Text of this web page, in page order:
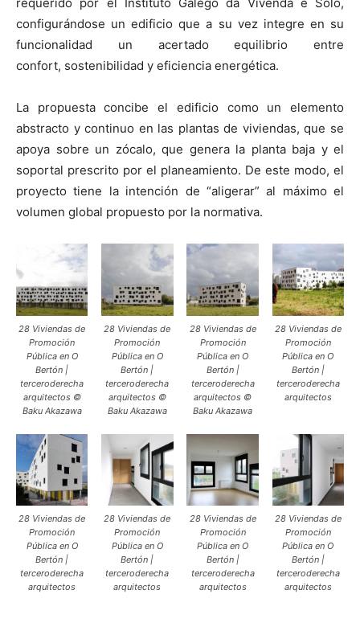
requerido por el Instituto Galego da Vivenda e Solo,
configurándose un edificio que a su vez integre en su
funcionalidad un acertado equilibrio entre
confort, sostenibilidad y eficiencia energética.
La propuesta concibe el edificio como un elemento
abstracto y continuo en las plantas de viviendas, que se
apoya sobre un zócalo, que genera la planta baja y el
soportal prescrito por el planeamiento. De este modo, el
proyecto tiene la intención de “aligerar” al máximo el
volumen global propuesto por la normativa.
28 Viviendas de
Promoción
Pública en O
Bertón |
terceroderecha
arquitectos ©
Baku Akazawa
28 Viviendas de
Promoción
Pública en O
Bertón |
terceroderecha
arquitectos ©
Baku Akazawa
28 Viviendas de
Promoción
Pública en O
Bertón |
terceroderecha
arquitectos ©
Baku Akazawa
28 Viviendas de
Promoción
Pública en O
Bertón |
terceroderecha
arquitectos
28 Viviendas de
Promoción
Pública en O
Bertón |
terceroderecha
arquitectos
28 Viviendas de
Promoción
Pública en O
Bertón |
terceroderecha
arquitectos
28 Viviendas de
Promoción
Pública en O
Bertón |
terceroderecha
arquitectos
28 Viviendas de
Promoción
Pública en O
Bertón |
terceroderecha
arquitectos